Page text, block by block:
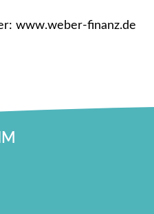
www.weber-finanz.de